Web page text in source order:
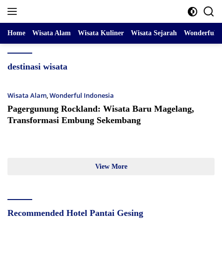
Home Wisata Alam Wisata Kuliner Wisata Sejarah Wonderful
destinasi wisata
Wisata Alam,Wonderful Indonesia
Pagergunung Rockland: Wisata Baru Magelang,
Transformasi Embung Sekembang
View More
Recommended Hotel Pantai Gesing